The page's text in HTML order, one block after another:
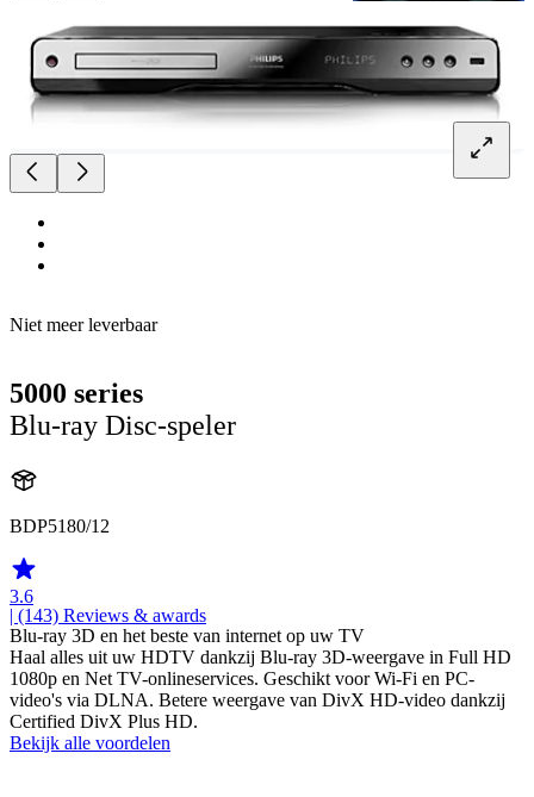
Niet meer leverbaar
5000 series
Blu-ray Disc-speler
BDP5180/12
3.6
| (143) Reviews & awards
Blu-ray 3D en het beste van internet op uw TV
Haal alles uit uw HDTV dankzij Blu-ray 3D-weergave in Full HD
1080p en Net TV-onlineservices. Geschikt voor Wi-Fi en PC-
video's via DLNA. Betere weergave van DivX HD-video dankzij
Certified DivX Plus HD.
Bekijk alle voordelen